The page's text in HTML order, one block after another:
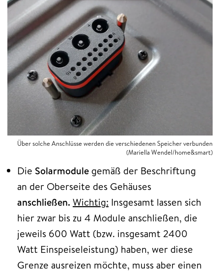
Über solche Anschlüsse werden die verschiedenen Speicher verbunden
(Mariella Wendel/home&smart)
Die Solarmodule gemäß der Beschriftung
an der Oberseite des Gehäuses
anschließen. Wichtig: Insgesamt lassen sich
hier zwar bis zu 4 Module anschließen, die
jeweils 600 Watt (bzw. insgesamt 2400
Watt Einspeiseleistung) haben, wer diese
Grenze ausreizen möchte, muss aber einen